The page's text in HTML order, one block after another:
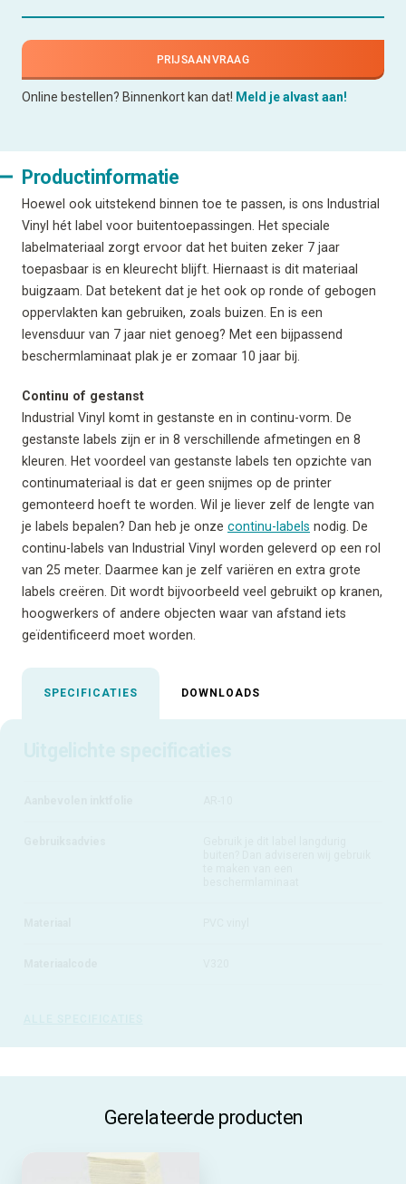
PRIJSAANVRAAG
Online bestellen? Binnenkort kan dat! Meld je alvast aan!
Productinformatie
Hoewel ook uitstekend binnen toe te passen, is ons Industrial
Vinyl hét label voor buitentoepassingen. Het speciale
labelmateriaal zorgt ervoor dat het buiten zeker 7 jaar
toepasbaar is en kleurecht blijft. Hiernaast is dit materiaal
buigzaam. Dat betekent dat je het ook op ronde of gebogen
oppervlakten kan gebruiken, zoals buizen. En is een
levensduur van 7 jaar niet genoeg? Met een bijpassend
beschermlaminaat plak je er zomaar 10 jaar bij.
Continu of gestanst
Industrial Vinyl komt in gestanste en in continu-vorm. De
gestanste labels zijn er in 8 verschillende afmetingen en 8
kleuren. Het voordeel van gestanste labels ten opzichte van
continumateriaal is dat er geen snijmes op de printer
gemonteerd hoeft te worden. Wil je liever zelf de lengte van
je labels bepalen? Dan heb je onze continu-labels nodig. De
continu-labels van Industrial Vinyl worden geleverd op een rol
van 25 meter. Daarmee kan je zelf variëren en extra grote
labels creëren. Dit wordt bijvoorbeeld veel gebruikt op kranen,
hoogwerkers of andere objecten waar van afstand iets
geïdentificeerd moet worden.
SPECIFICATIES DOWNLOADS
Gerelateerde producten